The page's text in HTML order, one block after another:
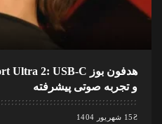
و تجربه صوتی پیشرفته
15 شهریور 1404